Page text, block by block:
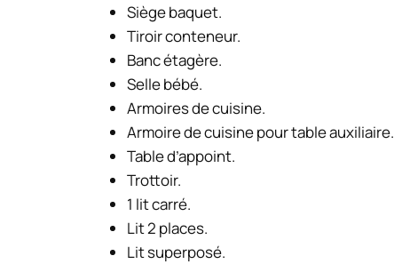
Siège baquet.
Tiroir conteneur.
Banc étagère.
Selle bébé.
Armoires de cuisine.
Armoire de cuisine pour table auxiliaire.
Table d’appoint.
Trottoir.
1 lit carré.
Lit 2 places.
Lit superposé.